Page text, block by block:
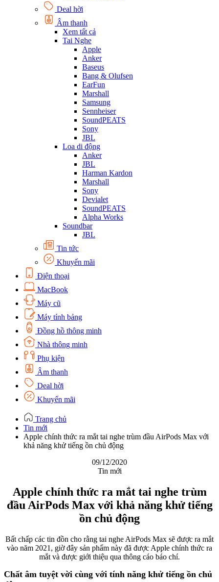
Deal hời
Âm thanh
Xem tất cả
Tai Nghe
Apple
Anker
Baseus
Bang & Olufsen
EarFun
Marshall
Samsung
Sennheiser
SoundPEATS
Sony
JBL
Loa di động
Anker
JBL
Harman Kardon
Marshall
Sony
Devialet
SoundPEATS
Alpha Works
Soundbar
JBL
Tin tức
Khuyến mãi
Điện thoại
MacBook
Máy cũ
Máy tính bảng
Đồng hồ thông minh
Nhà thông minh
Phụ kiện
Âm thanh
Deal hời
Khuyến mãi
Trang chủ
Tin mới
Apple chính thức ra mắt tai nghe trùm đầu AirPods Max với
khả năng khử tiếng ồn chủ động
09/12/2020
Tin mới
Apple chính thức ra mắt tai nghe trùm
đầu AirPods Max với khả năng khử tiếng
ồn chủ động
Bất chấp các tin đồn cho rằng tai nghe AirPods Max sẽ được ra mắt
vào năm 2021, giờ đây sản phẩm này đã được Apple chính thức ra
mắt và được giới thiệu qua thông cáo báo chí.
Chất âm tuyệt vời cùng với tính năng khử tiếng ồn chủ